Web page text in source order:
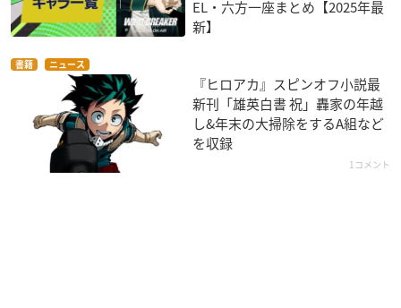
EL・六方一座まとめ【2025年最
新】
書籍 ニュース
『ヒロアカ』スピンオフ小説最
新刊「雄英白書 祝」轟家の年越
し&年末の大掃除をするA組など
を収録
1コメント